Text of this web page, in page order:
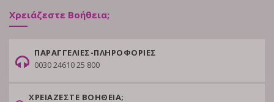
Χρειάζεστε Βοήθεια;
ΠΑΡΑΓΓΕΛΙΕΣ-ΠΛΗΡΟΦΟΡΙΕΣ
0030 24610 25 800
ΧΡΕΙΑΖΕΣΤΕ ΒΟΗΘΕΙΑ;